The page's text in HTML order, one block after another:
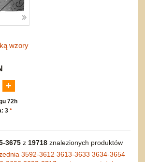
wzory
72h
3 *
-3675z 19718znalezionych produktów
3592-3612 3613-3633 3634-3654